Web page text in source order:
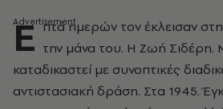
Ε πτά ημερών τον έκλεισαν
την μάνα του. Η Ζωή Σιδέρη.
καταδικαστεί με συνοπτικές
αντιστασιακή δράση. Στα 1945.